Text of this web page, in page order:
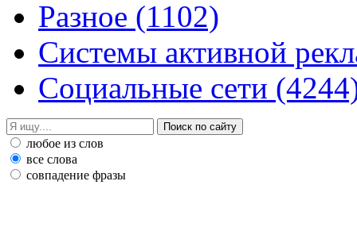
Разное (1102)
Системы активной
Социальные сети
любое из слов
все слова
совпадение фразы